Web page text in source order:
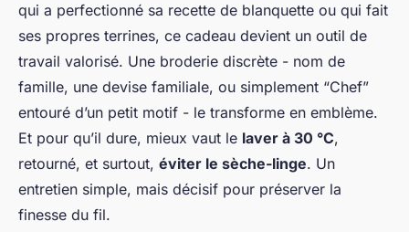
qui a perfectionné sa recette de blanquette ou qui fait
ses propres terrines, ce cadeau devient un outil de
travail valorisé. Une broderie discrète - nom de
famille, une devise familiale, ou simplement “Chef”
entouré d’un petit motif - le transforme en emblème.
Et pour qu’il dure, mieux vaut le laver à 30 °C,
retourné, et surtout, éviter le sèche-linge. Un
entretien simple, mais décisif pour préserver la
finesse du fil.